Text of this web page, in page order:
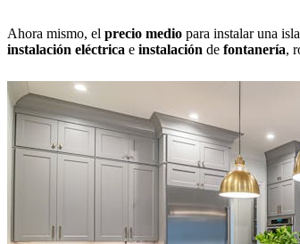
Ahora mismo, el precio medio para instalar una
instalación eléctrica e instalación de fontanería,